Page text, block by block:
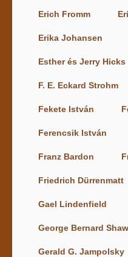
Erich Fromm
Erika Johansen
Esther és Jerry Hicks
F. E. Eckard Strohm
Fekete István
Ferencsik István
Franz Bardon
Friedrich Dürrenmatt
Gael Lindenfield
George Bernard Shaw
Gerald G. Jampolsky